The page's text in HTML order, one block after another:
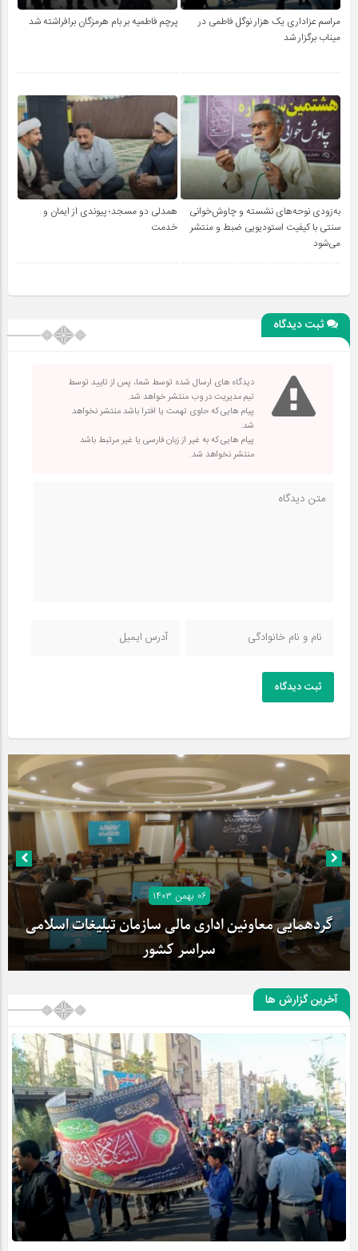
مراسم عزاداری یک هزار نوگل فاطمی در
میناب برگزار شد
پرچم فاطمیه بر بام هرمزگان برافراشته شد
به‌زودی نوحه‌های نشسته و چاوش‌خوانی
سنتی با کیفیت استودیویی ضبط و منتشر
می‌شود
همدلی دو مسجد؛ پیوندی از ایمان و
خدمت
ثبت دیدگاه
دیدگاه های ارسال شده توسط شما، پس از تایید توسط
تیم مدیریت در وب منتشر خواهد شد.
پیام هایی که حاوی تهمت یا افترا باشد منتشر نخواهد
شد.
پیام هایی که به غیر از زبان فارسی یا غیر مرتبط باشد
منتشر نخواهد شد.
ثبت دیدگاه
۰۶ بهمن ۱۴۰۳
گردهمایی معاونین اداری مالی سازمان تبلیغات اسلامی
سراسر کشور
آخرین گزارش ها